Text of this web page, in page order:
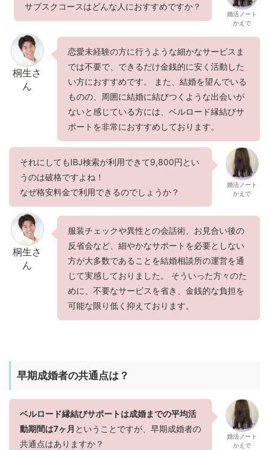
サブスクコースはどんな人におすすめですか？
婚活ノート
かえで
桐生さ
ん
恋愛未経験の方に行うような細かなサービスま
では不要で、できるだけ金銭的に安く活動した
い方におすすめです。 また、結婚を望んでいる
ものの、周囲に結婚に結びつくような出会いが
ないと感じている方には、ベルロード縁結びサ
ポートを非常におすすめしております。
それにしてもIBJ検索が利用できて9,800円とい
うのは破格ですよね！
なぜ格安料金で利用できるのでしょうか？
婚活ノート
かえで
桐生さ
ん
服装チェックや異性との会話術、お見合い後の
反省会など、細やかなサポートを必要としない
方が大多数であることを結婚相談所の運営を通
じて実感しておりました。 そういった方々のた
めに、不要なサービスを省き、金銭的な負担を
可能な限り低く抑えております。
早期成婚者の共通点は？
ベルロード縁結びサポートは成婚までの平均活
動期間は7ヶ月 ということですが、早期成婚者の
共通点はありますか？
婚活ノート
かえで